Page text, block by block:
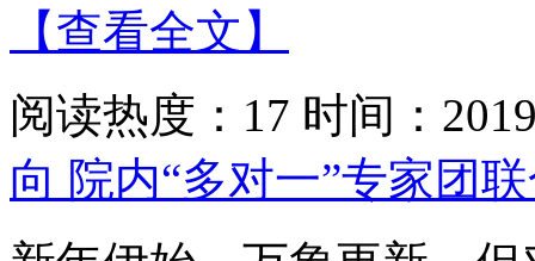
【查看全文】
阅读热度：17 时间：
向 院内“多对一”专家团